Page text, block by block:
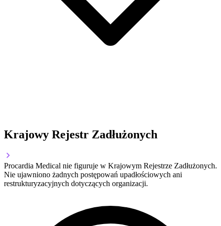
Krajowy Rejestr Zadłużonych
Procardia Medical nie figuruje w Krajowym Rejestrze Zadłużonych.
Nie ujawniono żadnych postępowań upadłościowych ani
restrukturyzacyjnych dotyczących organizacji.